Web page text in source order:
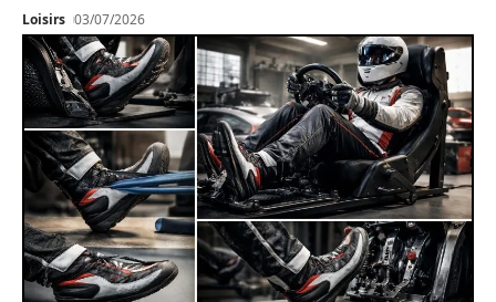
Loisirs 03/07/2026